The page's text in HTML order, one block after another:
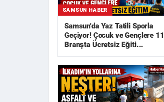
SAMSUN HABER
Samsun’da Yaz Tatili Sporla
Geçiyor! Çocuk ve Gençlere 11
Branşta Ücretsiz Eğiti...